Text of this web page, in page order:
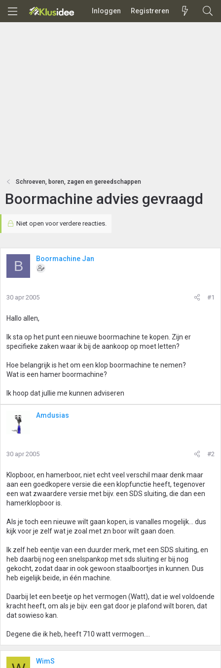
Inloggen Registreren
Schroeven, boren, zagen en gereedschappen
Boormachine advies gevraagd
Niet open voor verdere reacties.
B Boormachine Jan
30 apr 2005 #1
Hallo allen,
Ik sta op het punt een nieuwe boormachine te kopen. Zijn er
specifieke zaken waar ik bij de aankoop op moet letten?
Hoe belangrijk is het om een klop boormachine te nemen?
Wat is een hamer boormachine?
Ik hoop dat jullie me kunnen adviseren
Amdusias
30 apr 2005 #2
Klopboor, en hamerboor, niet echt veel verschil maar denk maar
aan een goedkopere versie die een klopfunctie heeft, tegenover
een wat zwaardere versie met bijv. een SDS sluiting, die dan een
hamerklopboor is.
Als je toch een nieuwe wilt gaan kopen, is vanalles mogelijk... dus
kijk voor je zelf wat je zoal met zn boor wilt gaan doen.
Ik zelf heb eentje van een duurder merk, met een SDS sluiting, en
heb daarbij nog een snelspankop met sds sluiting er bij nog
gekocht, zodat daar in ook gewoon staalboortjes in kunnen. Dus
heb eigelijk beide, in één machine.
Daarbij let een beetje op het vermogen (Watt), dat ie wel voldoende
kracht heeft, om als je bijv. een gat door je plafond wilt boren, dat
dat sowieso kan.
Degene die ik heb, heeft 710 watt vermogen....
WimS